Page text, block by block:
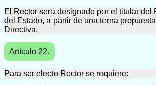
El Rector será designado por el titular del
del Estado, a partir de una terna
Directiva.
Artículo 22.
Para ser electo Rector se requiere: